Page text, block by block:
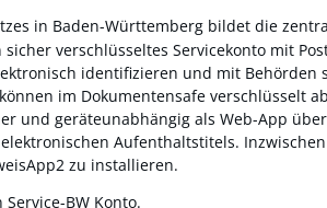
in Baden-Württemberg bildet die
verschlüsseltes Servicekonto mit
identifizieren und mit
im Dokumentensafe verschlüsselt
und geräteunabhängig als Web-App
Aufenthaltstitels.
zu installieren.
BW Konto.